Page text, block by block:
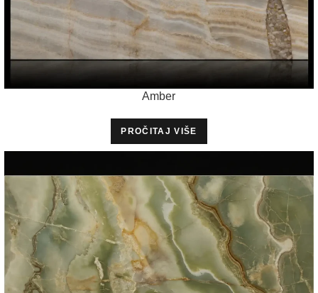
Amber
PROČITAJ VIŠE